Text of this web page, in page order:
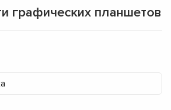
графических планшетов